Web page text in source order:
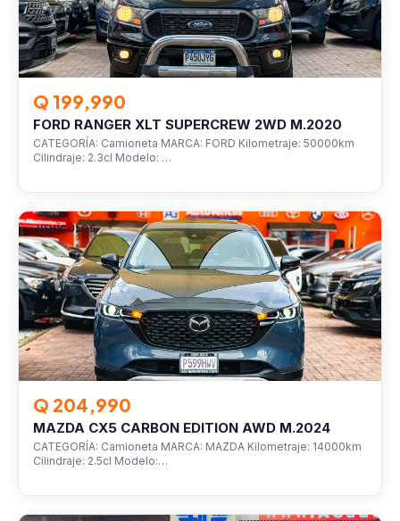
Q 199,990
FORD RANGER XLT SUPERCREW 2WD M.2020
CATEGORÍA: Camioneta MARCA: FORD Kilometraje: 50000km
Cilindraje: 2.3cl Modelo: …
VEHÍCULOS
Q 204,990
MAZDA CX5 CARBON EDITION AWD M.2024
CATEGORÍA: Camioneta MARCA: MAZDA Kilometraje: 14000km
Cilindraje: 2.5cl Modelo:…